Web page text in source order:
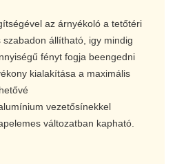
az árnyékoló a tetőtéri
állítható, igy mindig
fényt fogja beengedni
kialakítása a maximális
vezetősínekkel
változatban kapható.